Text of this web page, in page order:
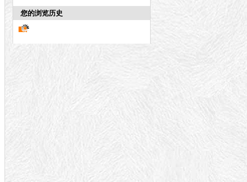
司排名前十【今日更新】
您的浏览历史